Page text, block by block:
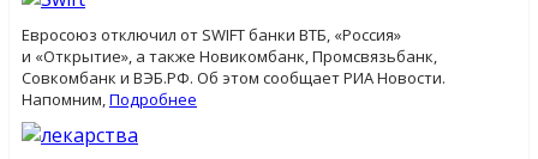
Евросоюз отключил от SWIFT банки ВТБ, «Россия»
и «Открытие», а также Новикомбанк, Промсвязьбанк,
Совкомбанк и ВЭБ.РФ. Об этом сообщает РИА Новости.
Напомним,Подробнее